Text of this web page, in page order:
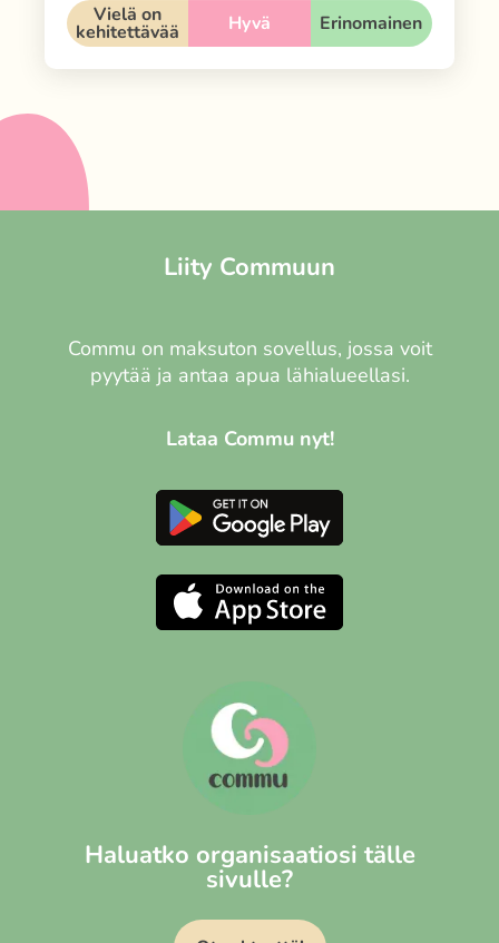
Vielä on
kehitettävää Hyvä Erinomainen
Liity Commuun
Commu on maksuton sovellus, jossa voit
pyytää ja antaa apua lähialueellasi.
Lataa Commu nyt!
Haluatko organisaatiosi tälle
sivulle?